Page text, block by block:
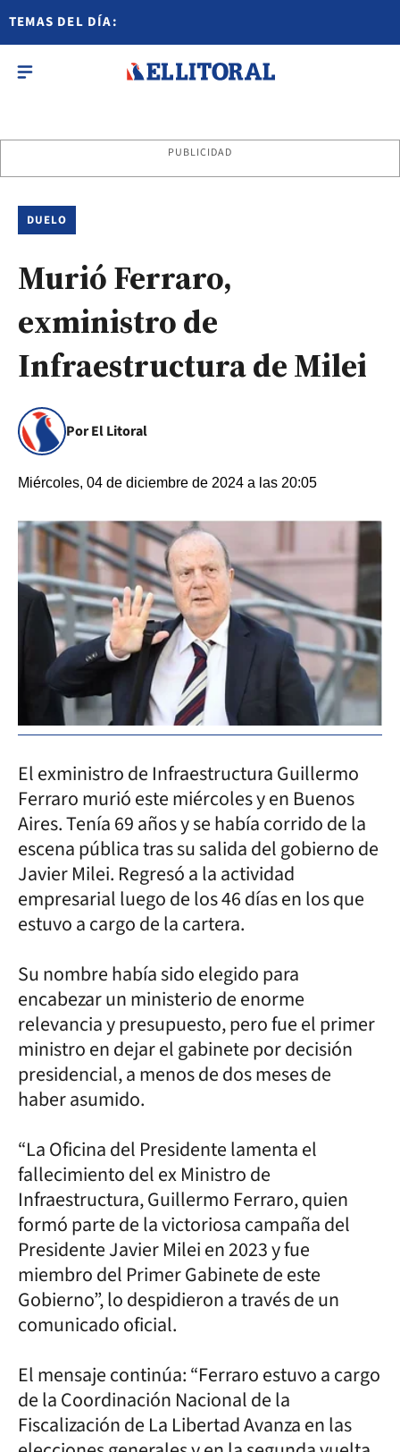
TEMAS DEL DÍA:
PUBLICIDAD
DUELO
Murió Ferraro,
exministro de
Infraestructura de Milei
Por El Litoral
Miércoles, 04 de diciembre de 2024 a las 20:05
El exministro de Infraestructura Guillermo
Ferraro murió este miércoles y en Buenos
Aires. Tenía 69 años y se había corrido de la
escena pública tras su salida del gobierno de
Javier Milei. Regresó a la actividad
empresarial luego de los 46 días en los que
estuvo a cargo de la cartera.
Su nombre había sido elegido para
encabezar un ministerio de enorme
relevancia y presupuesto, pero fue el primer
ministro en dejar el gabinete por decisión
presidencial, a menos de dos meses de
haber asumido.
“La Oficina del Presidente lamenta el
fallecimiento del ex Ministro de
Infraestructura, Guillermo Ferraro, quien
formó parte de la victoriosa campaña del
Presidente Javier Milei en 2023 y fue
miembro del Primer Gabinete de este
Gobierno”, lo despidieron a través de un
comunicado oficial.
El mensaje continúa: “Ferraro estuvo a cargo
de la Coordinación Nacional de la
Fiscalización de La Libertad Avanza en las